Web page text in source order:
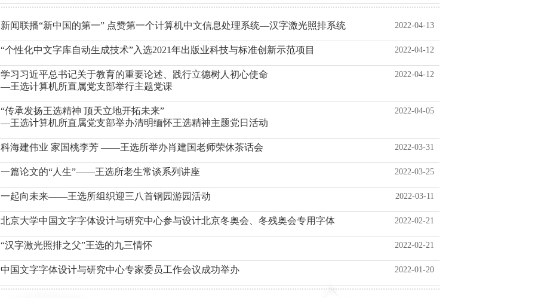
2022-04-13
新闻联播“新中国的第一” 点赞第一个计算机中文信息处理系统—汉字激光照排系统
2022-04-12
“个性化中文字库自动生成技术”入选2021年出版业科技与标准创新示范项目
2022-04-12
学习习近平总书记关于教育的重要论述、践行立德树人初心使命
—王选计算机所直属党支部举行主题党课
2022-04-05
“传承发扬王选精神 顶天立地开拓未来”
—王选计算机所直属党支部举办清明缅怀王选精神主题党日活动
2022-03-31
科海建伟业 家国桃李芳 ——王选所举办肖建国老师荣休茶话会
2022-03-25
一篇论文的“人生”——王选所老生常谈系列讲座
2022-03-11
一起向未来——王选所组织迎三八首钢园游园活动
2022-02-21
北京大学中国文字字体设计与研究中心参与设计北京冬奥会、冬残奥会专用字体
2022-02-21
“汉字激光照排之父”王选的九三情怀
2022-01-20
中国文字字体设计与研究中心专家委员工作会议成功举办